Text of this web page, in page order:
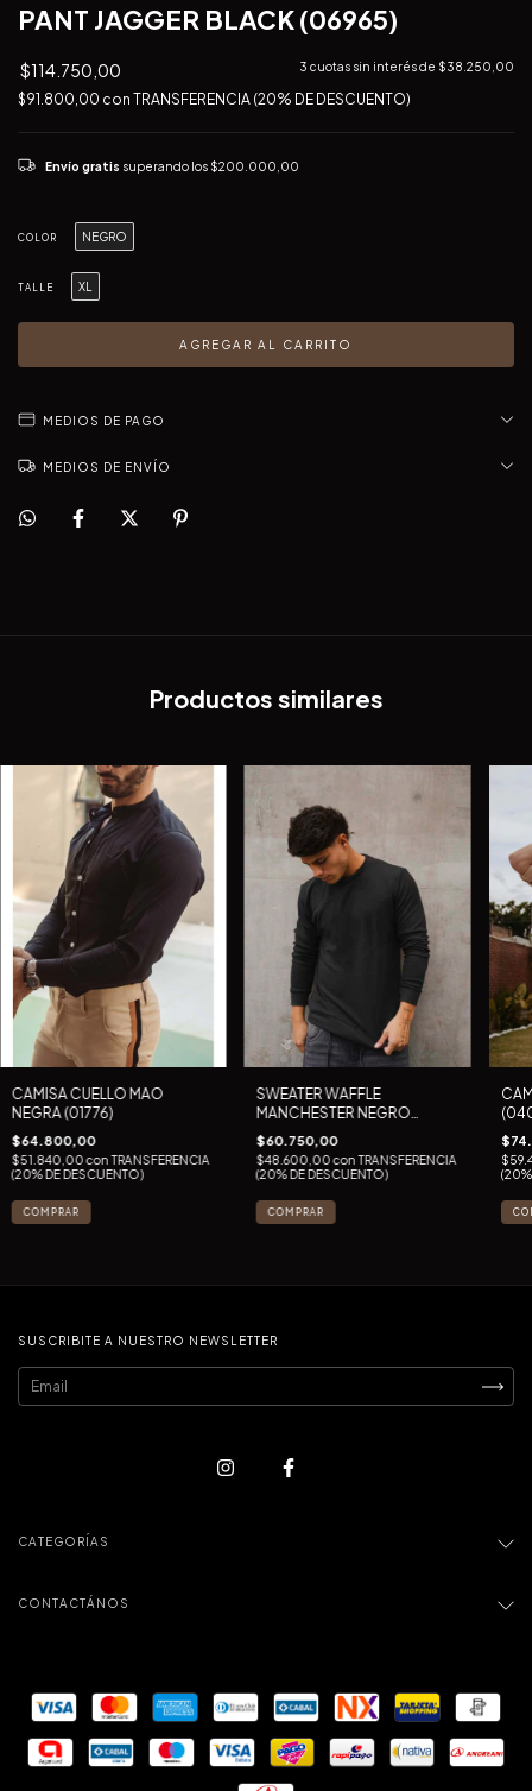
PANT JAGGER BLACK (06965)
$114.750,00 3 cuotas sin interés de $38.250,00
$91.800,00 con TRANSFERENCIA (20% DE DESCUENTO)
Envío gratis superando los $200.000,00
COLOR NEGRO
TALLE XL
MEDIOS DE PAGO
MEDIOS DE ENVÍO
Productos similares
CAMISA CUELLO MAO
NEGRA (01776)
$64.800,00
$51.840,00con TRANSFERENCIA
(20% DE DESCUENTO)
COMPRAR
SWEATER WAFFLE
MANCHESTER NEGRO
(00848)
$60.750,00
$48.600,00con TRANSFERENCIA
(20% DE DESCUENTO)
COMPRAR
(20%
SUSCRIBITE A NUESTRO NEWSLETTER
CATEGORÍAS
CONTACTÁNOS